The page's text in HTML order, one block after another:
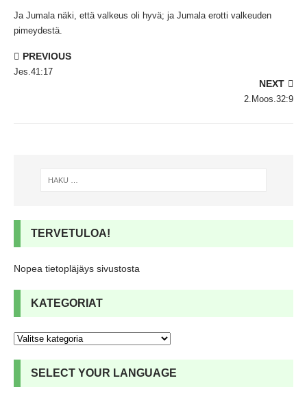
Ja Jumala näki, että valkeus oli hyvä; ja Jumala erotti valkeuden
pimeydestä.
PREVIOUS
Jes.41:17
NEXT
2.Moos.32:9
TERVETULOA!
Nopea tietopläjäys sivustosta
KATEGORIAT
SELECT YOUR LANGUAGE